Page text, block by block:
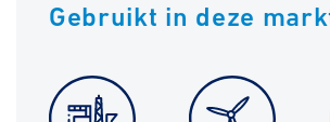
Gebruikt in deze